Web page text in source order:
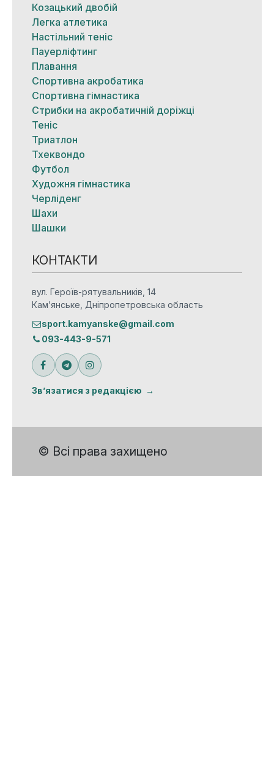
Козацький двобій
Легка атлетика
Настільний теніс
Пауерліфтинг
Плавання
Спортивна акробатика
Спортивна гімнастика
Стрибки на акробатичній доріжці
Теніс
Триатлон
Тхеквондо
Футбол
Художня гімнастика
Черліденг
Шахи
Шашки
КОНТАКТИ
вул. Героїв-рятувальників, 14
Кам’янське, Дніпропетровська область
sport.kamyanske@gmail.com
093-443-9-571
Зв’язатися з редакцією
© Всі права захищено